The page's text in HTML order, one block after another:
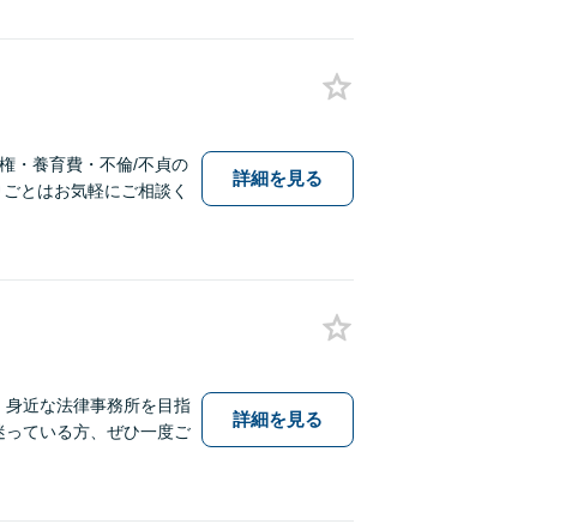
・養育費・不倫/不貞の
とはお気軽にご相談く
詳細を見る
身近な法律事務所を目指
ている方、ぜひ一度ご
詳細を見る